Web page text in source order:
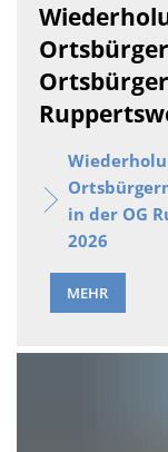
in der OG
2026
MEHR